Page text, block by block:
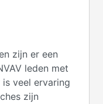
zijn er een
leden met
veel ervaring
zijn